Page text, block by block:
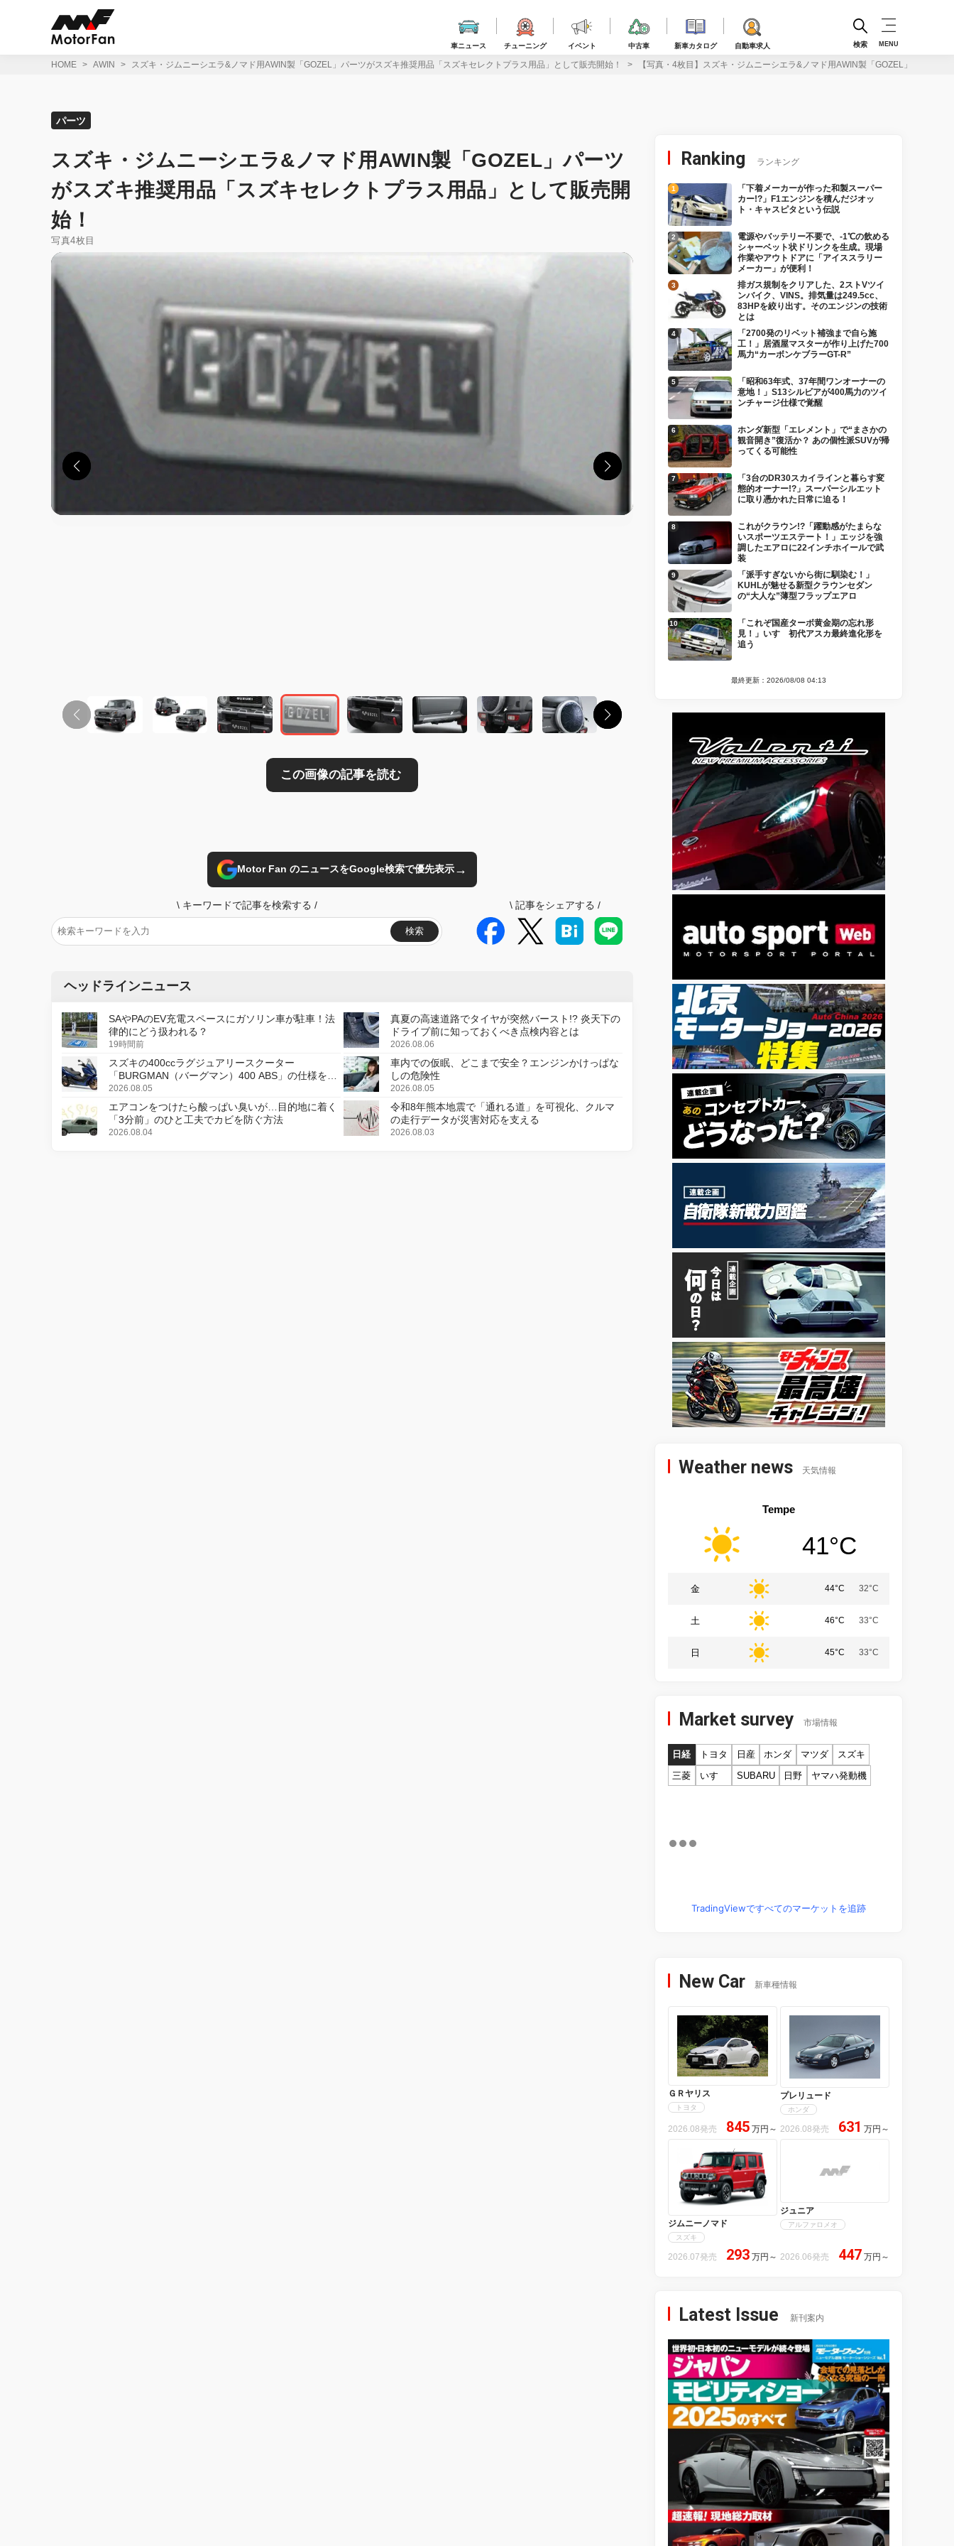
車ニュース チューニング イベント 中古車 新車カタログ 自動車求人 検索 MENU
HOME AWIN スズキ・ジムニーシエラ&ノマド用AWIN製「GOZEL」パーツがスズキ推奨用品「スズキセレクトプラス用品」として販売開始！ 【写真・4枚目】スズキ・ジムニーシエラ&ノマド用AWIN製「GOZEL」パーツ
パーツ
スズキ・ジムニーシエラ&ノマド用AWIN製「GOZEL」パーツ
がスズキ推奨用品「スズキセレクトプラス用品」として販売開
始！
写真4枚目
Motor Fan のニュースをGoogle検索で優先表示→
\ キーワードで記事を検索する /
検索
\ 記事をシェアする /
ヘッドラインニュース
SAやPAのEV充電スペースにガソリン車が駐車！法
律的にどう扱われる？
19時間前
真夏の高速道路でタイヤが突然バースト!? 炎天下の
ドライブ前に知っておくべき点検内容とは
2026.08.06
スズキの400ccラグジュアリースクーター
「BURGMAN（バーグマン）400 ABS」の仕様を変
更し、8月18日に発売
2026.08.05
車内での仮眠、どこまで安全？エンジンかけっぱな
しの危険性
2026.08.05
エアコンをつけたら酸っぱい臭いが…目的地に着く
「3分前」のひと工夫でカビを防ぐ方法
2026.08.04
令和8年熊本地震で「通れる道」を可視化、クルマ
の走行データが災害対応を支える
2026.08.03
Ranking ランキング
「下着メーカーが作った和製スーパー
カー!?」F1エンジンを積んだジオッ
ト・キャスピタという伝説
電源やバッテリー不要で、-1℃の飲める
シャーベット状ドリンクを生成。現場
作業やアウトドアに「アイススラリー
メーカー」が便利！
排ガス規制をクリアした、2ストVツイ
ンバイク、VINS。排気量は249.5cc、
83HPを絞り出す。そのエンジンの技術
とは
「2700発のリベット補強まで自ら施
工！」居酒屋マスターが作り上げた700
馬力“カーボンケブラーGT-R”
「昭和63年式、37年間ワンオーナーの
意地！」S13シルビアが400馬力のツイ
ンチャージ仕様で覚醒
ホンダ新型「エレメント」で“まさかの
観音開き”復活か？ あの個性派SUVが帰
ってくる可能性
「3台のDR30スカイラインと暮らす変
態的オーナー!?」スーパーシルエット
に取り憑かれた日常に迫る！
これがクラウン!?「躍動感がたまらな
いスポーツエステート！」エッジを強
調したエアロに22インチホイールで武
装
「派手すぎないから街に馴染む！」
KUHLが魅せる新型クラウンセダン
の“大人な”薄型フラップエアロ
「これぞ国産ターボ黄金期の忘れ形
見！」いすゞ初代アスカ最終進化形を
追う
最終更新：2026/08/08 04:13
Weather news 天気情報
Tempe
41°C
金 44°C 32°C
土 46°C 33°C
日 45°C 33°C
Market survey 市場情報
日経 トヨタ 日産 ホンダ マツダ
スズキ
三菱
いすゞ SUBARU 日野 ヤマハ発動機
TradingViewですべてのマーケットを追跡
New Car 新車種情報
ＧＲヤリス
トヨタ
2026.08発売 845 万円 ～
プレリュード
ホンダ
2026.08発売 631 万円 ～
ジムニーノマド
スズキ
2026.07発売 293 万円 ～
ジュニア
アルファロメオ
2026.06発売 447 万円 ～
Latest Issue 新刊案内